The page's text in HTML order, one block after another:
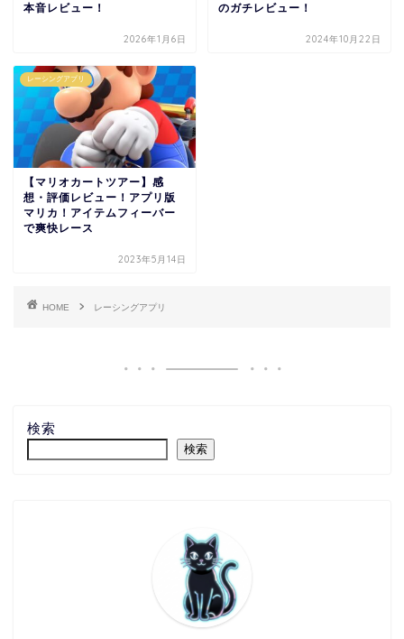
本音レビュー！
2026年1月6日
のガチレビュー！
2024年10月22日
レーシングアプリ
【マリオカートツアー】感
想・評価レビュー！アプリ版
マリカ！アイテムフィーバー
で爽快レース
2023年5月14日
HOME レーシングアプリ
検索
検索